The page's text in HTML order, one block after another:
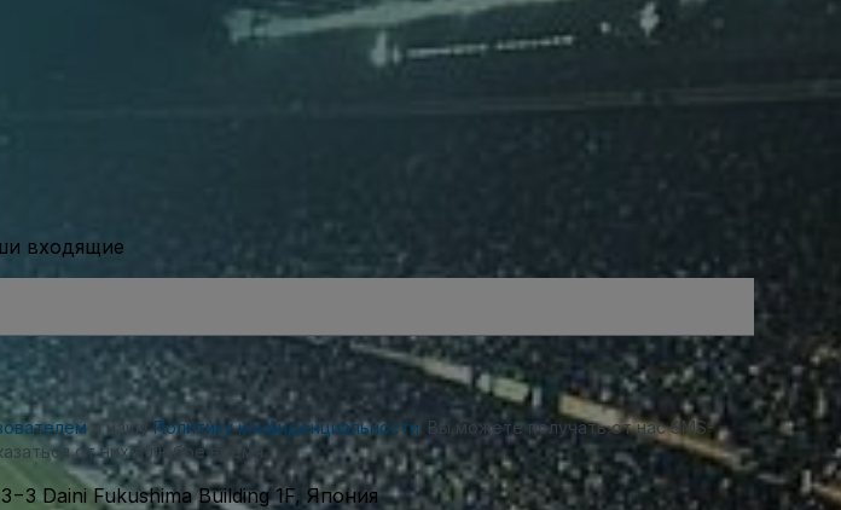
входящие
и нашуПолитику конфиденциальности . Вы можете получать от нас SMS-
от них в любое время.
Daini Fukushima Building 1F, Япония